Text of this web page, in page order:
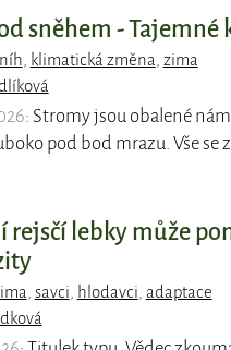
sněhem -
klimatická změna zima
: Stromy jsou obalené
pod bod mrazu. Vše se
rejsčí lebky může
savci hlodavci adaptace